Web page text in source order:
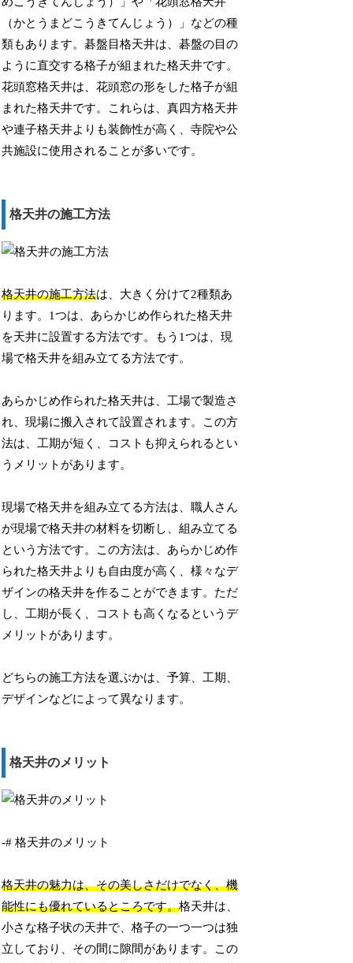
（かとうまどこうきてんじょう）」などの種
類もあります。碁盤目格天井は、碁盤の目の
ように直交する格子が組まれた格天井です。
花頭窓格天井は、花頭窓の形をした格子が組
まれた格天井です。これらは、真四方格天井
や連子格天井よりも装飾性が高く、寺院や公
共施設に使用されることが多いです。
格天井の施工方法
格天井の施工方法は、大きく分けて2種類あ
ります。1つは、あらかじめ作られた格天井
を天井に設置する方法です。もう1つは、現
場で格天井を組み立てる方法です。
あらかじめ作られた格天井は、工場で製造さ
れ、現場に搬入されて設置されます。この方
法は、工期が短く、コストも抑えられるとい
うメリットがあります。
現場で格天井を組み立てる方法は、職人さん
が現場で格天井の材料を切断し、組み立てる
という方法です。この方法は、あらかじめ作
られた格天井よりも自由度が高く、様々なデ
ザインの格天井を作ることができます。ただ
し、工期が長く、コストも高くなるというデ
メリットがあります。
どちらの施工方法を選ぶかは、予算、工期、
デザインなどによって異なります。
格天井のメリット
-# 格天井のメリット
格天井の魅力は、その美しさだけでなく、機
能性にも優れているところです。格天井は、
小さな格子状の天井で、格子の一つ一つは独
立しており、その間に隙間があります。この